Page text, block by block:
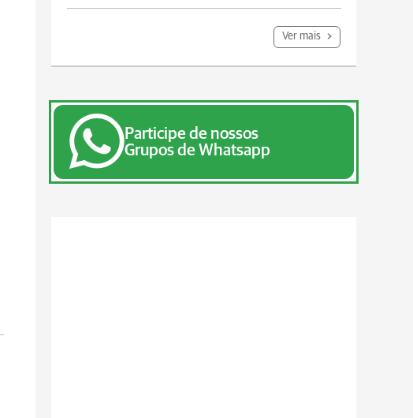
Ver mais
Participe de nossos
Grupos de Whatsapp